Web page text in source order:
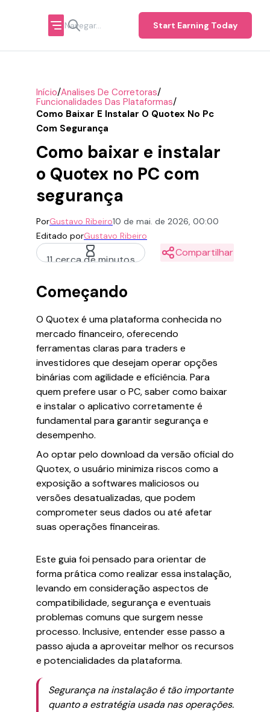
Start Earning Today
Início/Analises De Corretoras/
Funcionalidades Das Plataformas/
Como Baixar E Instalar O Quotex No Pc
Com Segurança
Como baixar e instalar
o Quotex no PC com
segurança
PorGustavo Ribeiro10 de mai. de 2026, 00:00
Editado porGustavo Ribeiro
11 cerca de minutos
Compartilhar
Começando
O Quotex é uma plataforma conhecida no
mercado financeiro, oferecendo
ferramentas claras para traders e
investidores que desejam operar opções
binárias com agilidade e eficiência. Para
quem prefere usar o PC, saber como baixar
e instalar o aplicativo corretamente é
fundamental para garantir segurança e
desempenho.
Ao optar pelo download da versão oficial do
Quotex, o usuário minimiza riscos como a
exposição a softwares maliciosos ou
versões desatualizadas, que podem
comprometer seus dados ou até afetar
suas operações financeiras.
Este guia foi pensado para orientar de
forma prática como realizar essa instalação,
levando em consideração aspectos de
compatibilidade, segurança e eventuais
problemas comuns que surgem nesse
processo. Inclusive, entender esse passo a
passo ajuda a aproveitar melhor os recursos
e potencialidades da plataforma.
Segurança na instalação é tão importante
quanto a estratégia usada nas operações.